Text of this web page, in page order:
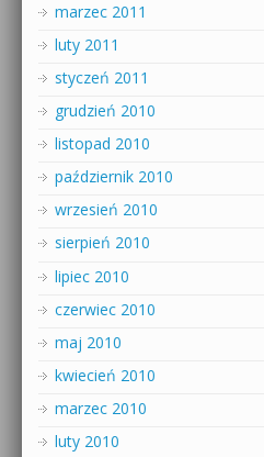
marzec 2011
luty 2011
styczeń 2011
grudzień 2010
listopad 2010
październik 2010
wrzesień 2010
sierpień 2010
lipiec 2010
czerwiec 2010
maj 2010
kwiecień 2010
marzec 2010
luty 2010